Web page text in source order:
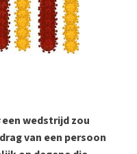
een wedstrijd zou
van een persoon